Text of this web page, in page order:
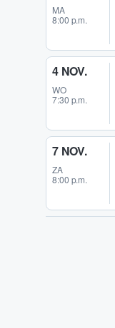
MA
8:00 p.m.
4 NOV.
WO
7:30 p.m.
7 NOV.
ZA
8:00 p.m.